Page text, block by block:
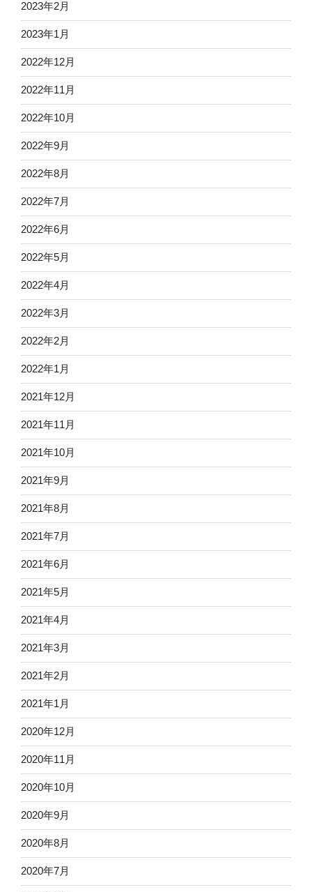
2023年2月
2023年1月
2022年12月
2022年11月
2022年10月
2022年9月
2022年8月
2022年7月
2022年6月
2022年5月
2022年4月
2022年3月
2022年2月
2022年1月
2021年12月
2021年11月
2021年10月
2021年9月
2021年8月
2021年7月
2021年6月
2021年5月
2021年4月
2021年3月
2021年2月
2021年1月
2020年12月
2020年11月
2020年10月
2020年9月
2020年8月
2020年7月